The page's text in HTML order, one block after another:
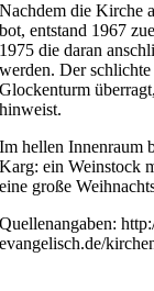
Nachdem die Kirche
bot, entstand 1967
1975 die daran
werden. Der
Glockenturm
hinweist.
Im hellen Innenraum
Karg: ein Weinstock
eine große
Quellenangaben:
evangelisch.de/